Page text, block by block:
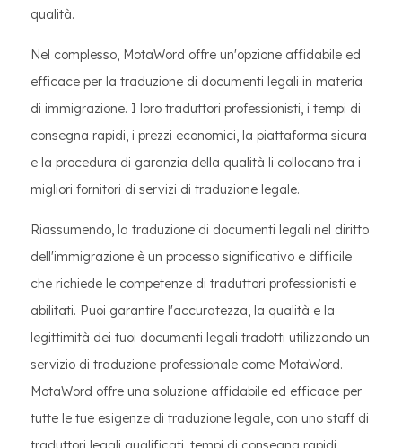
qualità.
Nel complesso, MotaWord offre un'opzione affidabile ed
efficace per la traduzione di documenti legali in materia
di immigrazione. I loro traduttori professionisti, i tempi di
consegna rapidi, i prezzi economici, la piattaforma sicura
e la procedura di garanzia della qualità li collocano tra i
migliori fornitori di servizi di traduzione legale.
Riassumendo, la traduzione di documenti legali nel diritto
dell'immigrazione è un processo significativo e difficile
che richiede le competenze di traduttori professionisti e
abilitati. Puoi garantire l'accuratezza, la qualità e la
legittimità dei tuoi documenti legali tradotti utilizzando un
servizio di traduzione professionale come MotaWord.
MotaWord offre una soluzione affidabile ed efficace per
tutte le tue esigenze di traduzione legale, con uno staff di